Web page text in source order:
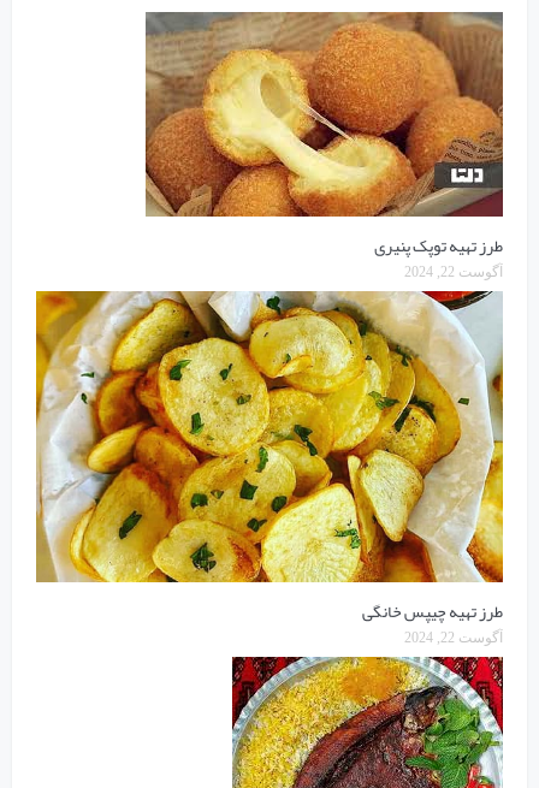
طرز تهیه توپک پنیری
آگوست 22, 2024
طرز تهیه چیپس خانگی
آگوست 22, 2024